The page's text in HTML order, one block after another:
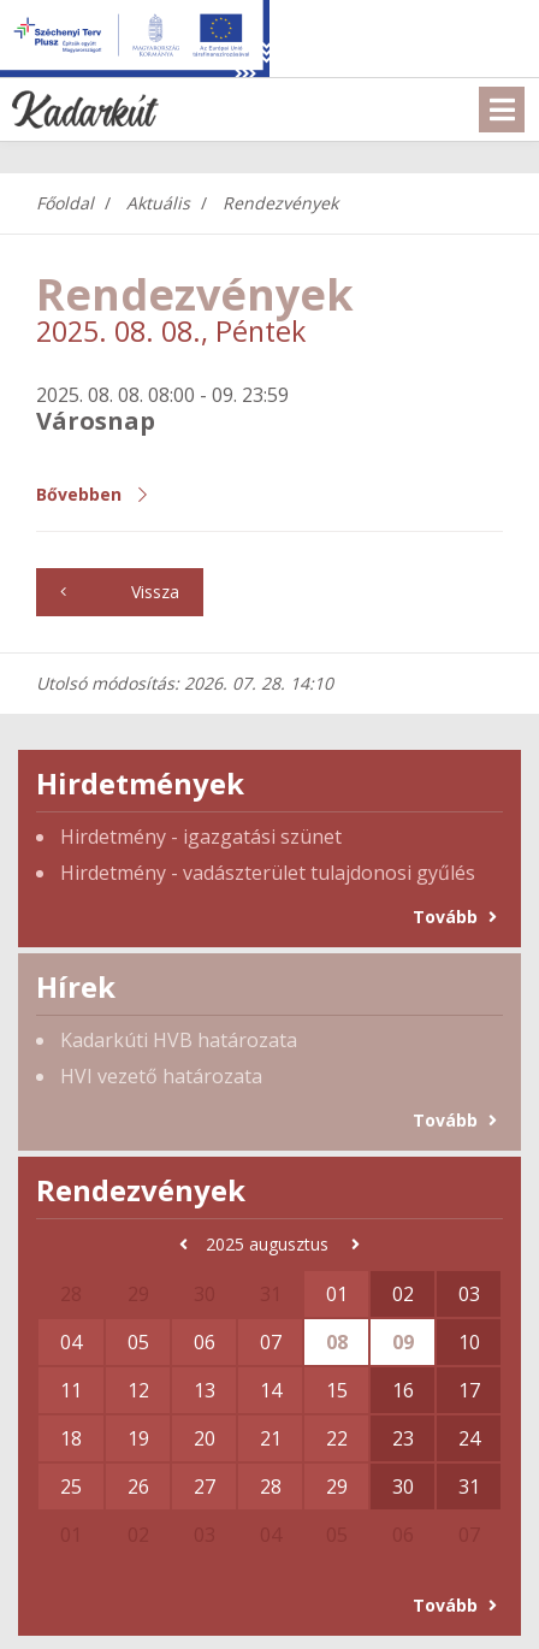
Főoldal Aktuális Rendezvények
Rendezvények
2025. 08. 08., Péntek
2025. 08. 08. 08:00 - 09. 23:59
Városnap
Bővebben
Vissza
Utolsó módosítás: 2026. 07. 28. 14:10
Hirdetmények
Hirdetmény - igazgatási szünet
Hirdetmény - vadászterület tulajdonosi gyűlés
Tovább
Hírek
Kadarkúti HVB határozata
HVI vezető határozata
Tovább
Rendezvények
2025 augusztus
01 02
03
04
05 06 07 08 09
10
11
12 13 14 15 16
17
18
19 20 21 22 23
24
25
26 27 28 29 30
31
Tovább